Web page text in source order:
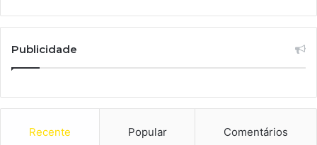
Publicidade
Recente Popular Comentários